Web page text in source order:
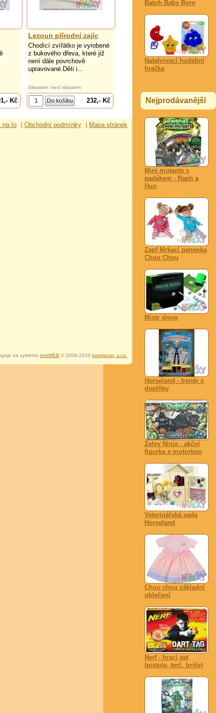
Batoh Baby Born
Natahovací hudební
hračka
Nejprodávanější
Mini mutants s
padákem - Raph a
Hun
Zapf Mrkací panenka
Chou Chou
Mistr slova
Horseland - trenér s
doplňky
Želvy Ninja - akční
figurka s motorkou
Veterinářská sada
Horseland
Chou chou základní
oblečení
Nerf - hrací set
(pistole, terč, brýle)
Kč
Lezoun přírodní zajíc
Chodící zvířátko je vyrobené
z bukového dřeva, které již
není dále povrchově
upravované.Děti i...
Skladem: není skladem
232,- Kč
na to Obchodní podmínky Mapa stránek
na systému inetWEB © 2008-2026 Inetgroup, s.r.o.